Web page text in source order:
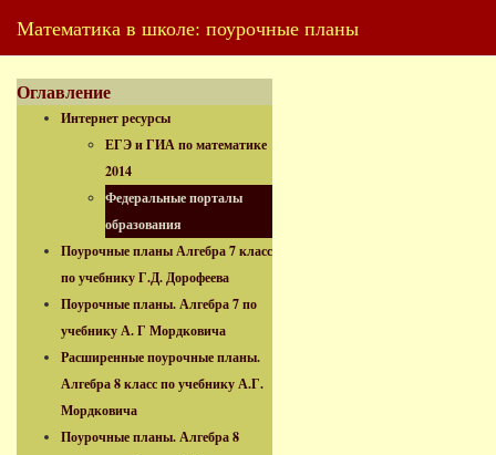
Математика в школе: поурочные планы
Оглавление
Интернет ресурсы
ЕГЭ и ГИА по математике
2014
Федеральные порталы
образования
Поурочные планы Алгебра 7 класс
по учебнику Г.Д. Дорофеева
Поурочные планы. Алгебра 7 по
учебнику А. Г Мордковича
Расширенные поурочные планы.
Алгебра 8 класс по учебнику А.Г.
Мордковича
Поурочные планы. Алгебра 8